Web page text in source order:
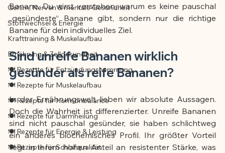
Gehirn, Nerven & mentale Gesundheit
Stoffwechsel & Energie
Krafttraining & Muskelaufbau
Ernährung & Zellgesundheit
🍽️ Rezepte für Entzündungshemmung
🍽️ Rezepte für Muskelaufbau
🍽️ Rezepte für Hormonbalance
🍽️ Rezepte für Darmheilung
🍽️ Rezepte für Energie & Leistung
🍽️ Rezepte für Schlafqualität
Banane. Du wirst verstehen, warum es keine pauschal
„gesündeste“ Banane gibt, sondern nur die richtige
Banane für dein individuelles Ziel.
Sind unreife Bananen wirklich
gesünder als reife Bananen?
In der Ernährungswelt lieben wir absolute Aussagen.
Doch die Wahrheit ist differenzierter. Unreife Bananen
sind nicht pauschal gesünder, sie haben schlichtweg
ein anderes biochemisches Profil. Ihr größter Vorteil
liegt in ihrem hohen Anteil an resistenter Stärke, was